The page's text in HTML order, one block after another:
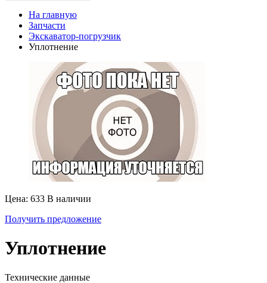
На главную
Запчасти
Экскаватор-погрузчик
Уплотнение
Цена: 633 В наличии
Получить предложение
Уплотнение
Технические данные